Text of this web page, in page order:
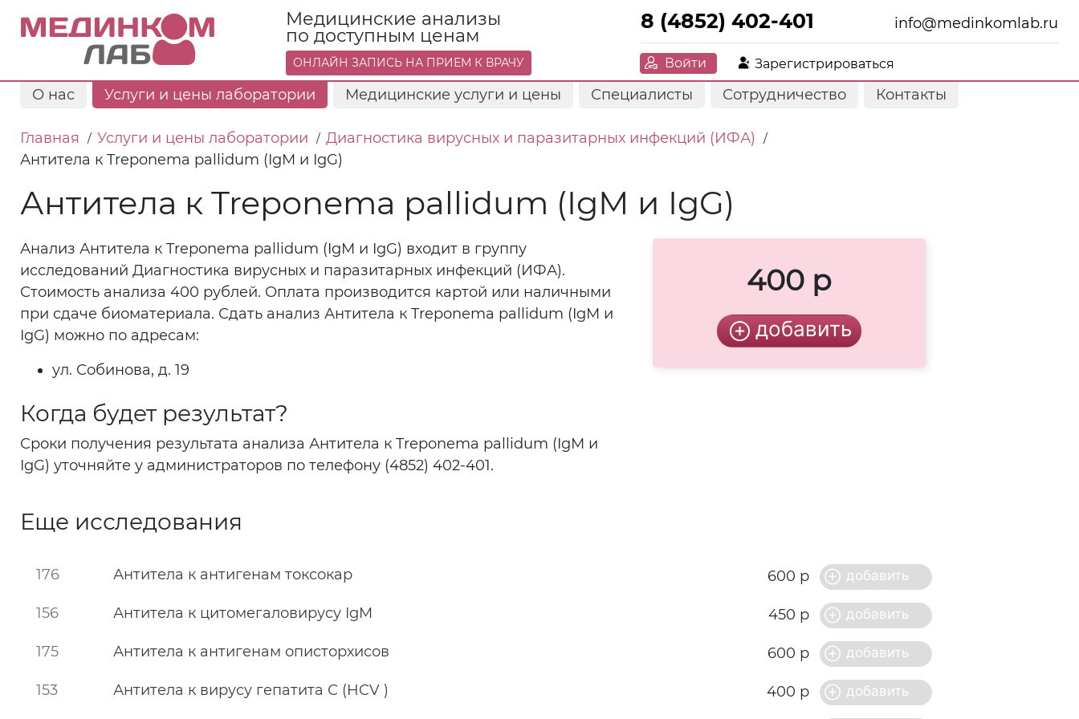
Медицинские анализы
по доступным ценам
ОНЛАЙН ЗАПИСЬ НА ПРИЕМ К ВРАЧУ
8 (4852) 402-401 info@medinkomlab.ru
Войти Зарегистрироваться
О нас Услуги и цены лаборатории Медицинские услуги и цены Специалисты Сотрудничество Контакты
Главная / Услуги и цены лаборатории / Диагностика вирусных и паразитарных инфекций (ИФА) /
Антитела к Treponema pallidum (IgМ и IgG)
Антитела к Treponema pallidum (IgМ и IgG)
Анализ Антитела к Treponema pallidum (IgМ и IgG) входит в группу
исследований Диагностика вирусных и паразитарных инфекций (ИФА).
Стоимость анализа 400 рублей. Оплата производится картой или наличными
при сдаче биоматериала. Сдать анализ Антитела к Treponema pallidum (IgМ и
IgG) можно по адресам:
ул. Собинова, д. 19
Когда будет результат?
Сроки получения результата анализа Антитела к Treponema pallidum (IgМ и
IgG) уточняйте у администраторов по телефону (4852) 402-401.
400 р
Еще исследования
176 Антитела к антигенам токсокар 600 р
156 Антитела к цитомегаловирусу IgM 450 р
175 Антитела к антигенам описторхисов 600 р
153 Антитела к вирусу гепатита С (HCV ) 400 р